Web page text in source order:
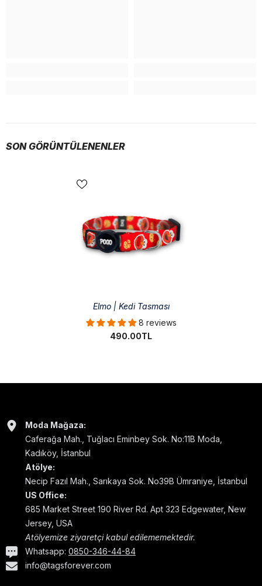
SON GÖRÜNTÜLENENLER
Elmo | Kedi Tasması
8 reviews
490.00TL
Moda Mağaza:
Caferağa Mah., Tuğlacı Eminbey Sok. No:11B Moda,
Kadıköy, İstanbul
Atölye:
Necip Fazıl Mah., Sarıkaya Sok. No39B Ümraniye, İstanbul
US Office:
685 Market Street 190 River Rd. Apt 323 Edgewater, New
Jersey, USA
Atölyemize ziyaretçi kabul edilememektedir.
Whatsapp: 0850-346-44-84
info@tagsforever.com